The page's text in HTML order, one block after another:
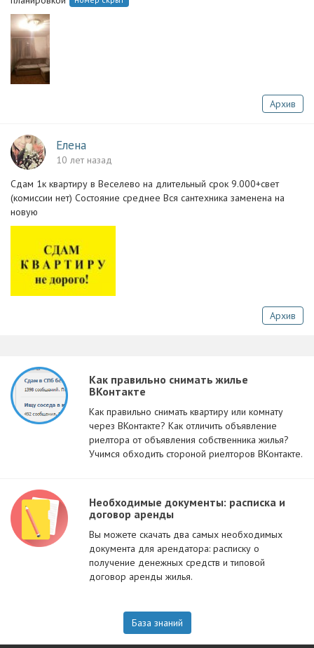
Архив
Елена
10 лет назад
Сдам 1к квартиру в Веселево на длительный срок 9.000+свет
(комиссии нет) Состояние среднее Вся сантехника заменена на
новую
Архив
Как правильно снимать жилье
ВКонтакте
Как правильно снимать квартиру или комнату
через ВКонтакте? Как отличить объявление
риелтора от объявления собственника жилья?
Учимся обходить стороной риелторов ВКонтакте.
Необходимые документы: расписка и
договор аренды
Вы можете скачать два самых необходимых
документа для арендатора: расписку о
получение денежных средств и типовой
договор аренды жилья.
База знаний